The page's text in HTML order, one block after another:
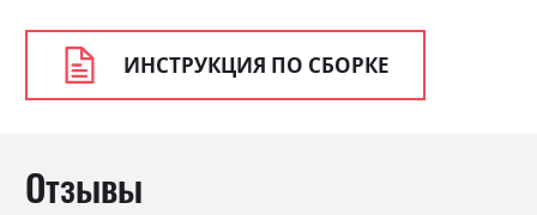
ИНСТРУКЦИЯ ПО СБОРКЕ
Отзывы